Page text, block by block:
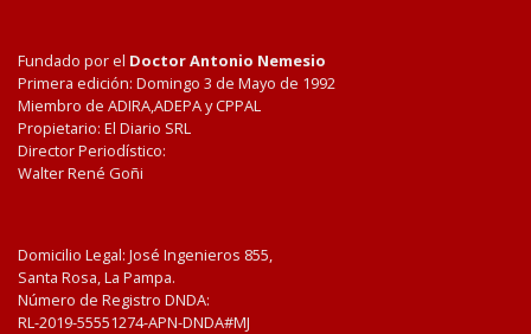
Fundado por el Doctor Antonio Nemesio
Primera edición: Domingo 3 de Mayo de 1992
Miembro de ADIRA,ADEPA y CPPAL
Propietario: El Diario SRL
Director Periodístico:
Walter René Goñi
Domicilio Legal: José Ingenieros 855,
Santa Rosa, La Pampa.
Número de Registro DNDA:
RL-2019-55551274-APN-DNDA#MJ